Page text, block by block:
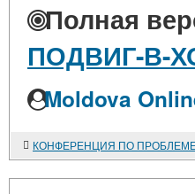
Полная
ПОДВИГ-В-
Moldova